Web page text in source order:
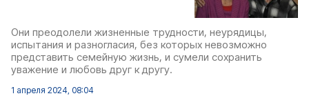
Они преодолели жизненные трудности, неурядицы,
испытания и разногласия, без которых невозможно
представить семейную жизнь, и сумели сохранить
уважение и любовь друг к другу.
1 апреля 2024, 08:04